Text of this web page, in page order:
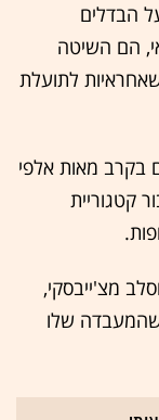
הבדלים
הם השיטה
לתועלת
בקרב מאות אלפי
קטגוריית
מצ'ייבסקי,
שהמעבדה שלו